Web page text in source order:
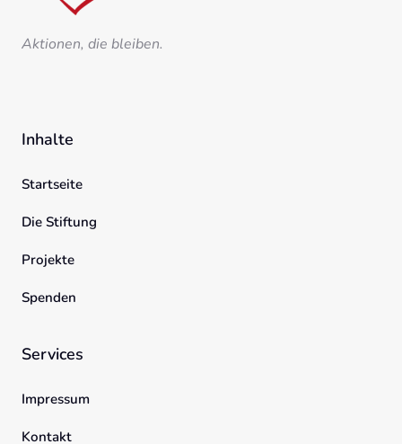
Aktionen, die bleiben.
Inhalte
Startseite
Die Stiftung
Projekte
Spenden
Services
Impressum
Kontakt